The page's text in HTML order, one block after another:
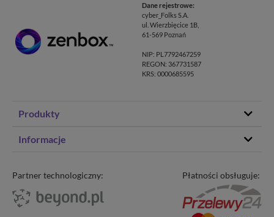
Dane rejestrowe:
cyber_Folks S.A.
ul. Wierzbięcice 1B,
61-569 Poznań
NIP: PL7792467259
REGON: 367731587
KRS: 0000685595
Produkty
Transfer domeny
Poczta e-mail
Informacje
Program partnerski
Blog
Kariera
Partner technologiczny: Płatności obsługuje: